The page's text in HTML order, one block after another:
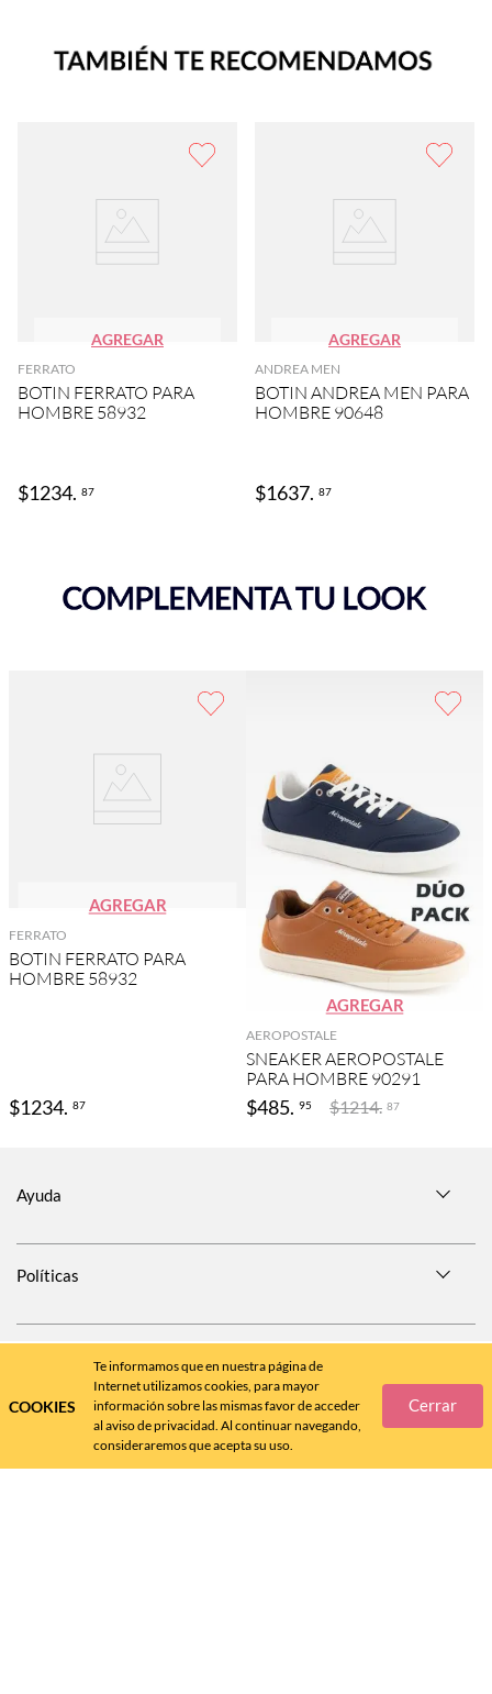
COOKIES
Te informamos que en nuestra página de
Internet utilizamos cookies, para mayor
información sobre las mismas favor de acceder
al aviso de privacidad. Al continuar navegando,
consideraremos que acepta su uso.
Cerrar
AGREGAR
FERRATO
BOTIN FERRATO PARA
HOMBRE 58932
$1234. 87
AGREGAR
ANDREA MEN
BOTIN ANDREA MEN PARA
HOMBRE 90648
$1637. 87
AGREGAR
FERRATO
BOTIN FERRATO PARA
HOMBRE 58932
$1234. 87
AGREGAR
AEROPOSTALE
SNEAKER AEROPOSTALE
PARA HOMBRE 90291
$485. 95 $1214. 87
Ayuda
Políticas
SÍGUENOS EN
CallCenter477 788 4600